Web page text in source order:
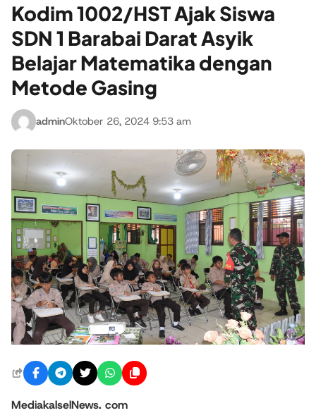
Kodim 1002/HST Ajak Siswa
SDN 1 Barabai Darat Asyik
Belajar Matematika dengan
Metode Gasing
adminOktober 26, 2024 9:53 am
MediakalselNews. com